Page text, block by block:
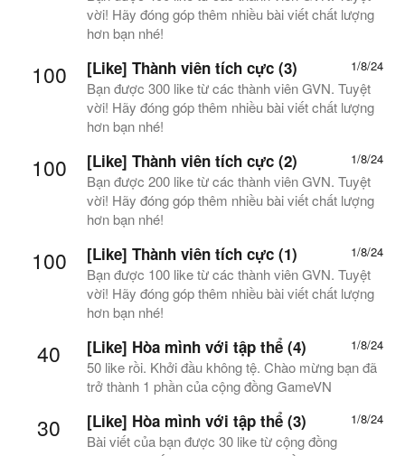
vời! Hãy đóng góp thêm nhiều bài viết chất lượng
hơn bạn nhé!
100 1/8/24
[Like] Thành viên tích cực (3)
Bạn được 300 like từ các thành viên GVN. Tuyệt
vời! Hãy đóng góp thêm nhiều bài viết chất lượng
hơn bạn nhé!
100 1/8/24
[Like] Thành viên tích cực (2)
Bạn được 200 like từ các thành viên GVN. Tuyệt
vời! Hãy đóng góp thêm nhiều bài viết chất lượng
hơn bạn nhé!
100 1/8/24
[Like] Thành viên tích cực (1)
Bạn được 100 like từ các thành viên GVN. Tuyệt
vời! Hãy đóng góp thêm nhiều bài viết chất lượng
hơn bạn nhé!
40 1/8/24
[Like] Hòa mình với tập thể (4)
50 like rồi. Khởi đầu không tệ. Chào mừng bạn đã
trở thành 1 phần của cộng đồng GameVN
30 1/8/24
[Like] Hòa mình với tập thể (3)
Bài viết của bạn được 30 like từ cộng đồng